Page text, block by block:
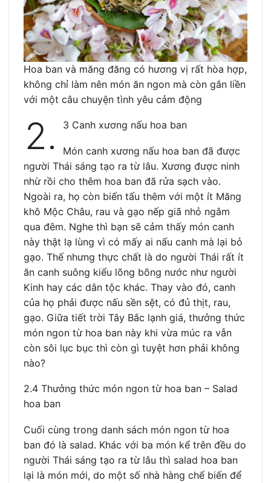
Hoa ban và măng đăng có hương vị rất hòa hợp,
không chỉ làm nên món ăn ngon mà còn gắn liền
với một câu chuyện tình yêu cảm động
2. 3 Canh xương nấu hoa ban
Món canh xương nấu hoa ban đã được
người Thái sáng tạo ra từ lâu. Xương được ninh
nhừ rồi cho thêm hoa ban đã rửa sạch vào.
Ngoài ra, họ còn biến tấu thêm với một ít Măng
khô Mộc Châu, rau và gạo nếp giã nhỏ ngâm
qua đêm. Nghe thì bạn sẽ cảm thấy món canh
này thật lạ lùng vì có mấy ai nấu canh mà lại bỏ
gạo. Thế nhưng thực chất là do người Thái rất ít
ăn canh suông kiểu lõng bõng nước như người
Kinh hay các dân tộc khác. Thay vào đó, canh
của họ phải được nấu sền sệt, có đủ thịt, rau,
gạo. Giữa tiết trời Tây Bắc lạnh giá, thưởng thức
món ngon từ hoa ban này khi vừa múc ra vẫn
còn sôi lục bục thì còn gì tuyệt hơn phải không
nào?
2.4 Thưởng thức món ngon từ hoa ban – Salad
hoa ban
Cuối cùng trong danh sách món ngon từ hoa
ban đó là salad. Khác với ba món kể trên đều do
người Thái sáng tạo ra từ lâu thì salad hoa ban
lại là món mới, do một số nhà hàng chế biến để